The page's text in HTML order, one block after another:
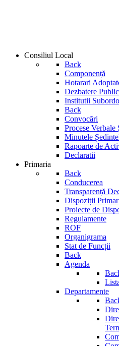
Consiliul Local
Back
Componență
Hotarari
Dezbatere
Institutii
Back
Convocări
Procese Verbale
Minutele
Rapoarte de
Declaratii
Primaria
Back
Conducerea
Transparență
Dispoziții Primar
Proiecte de
Regulamente
ROF
Organigrama
Stat de Funcții
Back
Agenda
Departamente